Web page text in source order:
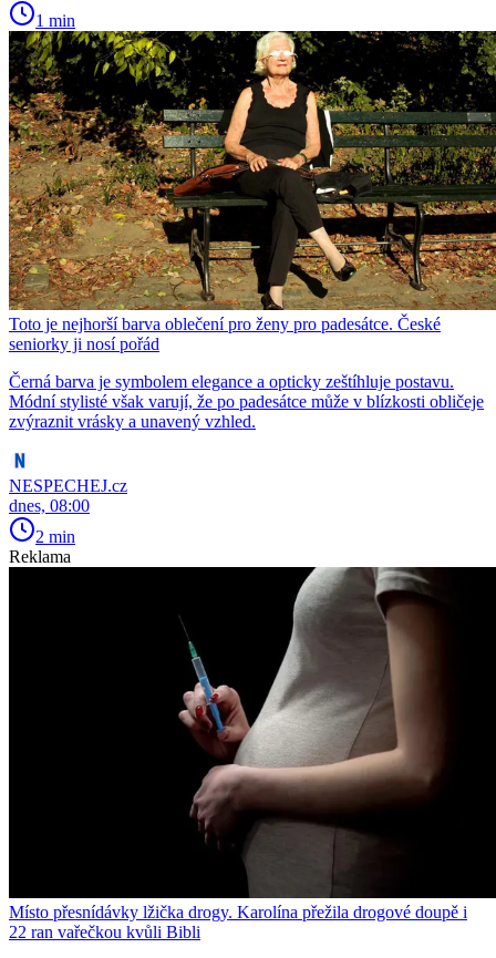
1 min
Toto je nejhorší barva oblečení pro ženy pro padesátce. České
seniorky ji nosí pořád
Černá barva je symbolem elegance a opticky zeštíhluje postavu.
Módní stylisté však varují, že po padesátce může v blízkosti obličeje
zvýraznit vrásky a unavený vzhled.
NESPECHEJ.cz
dnes, 08:00
2 min
Reklama
Místo přesnídávky lžička drogy. Karolína přežila drogové doupě i
22 ran vařečkou kvůli Bibli